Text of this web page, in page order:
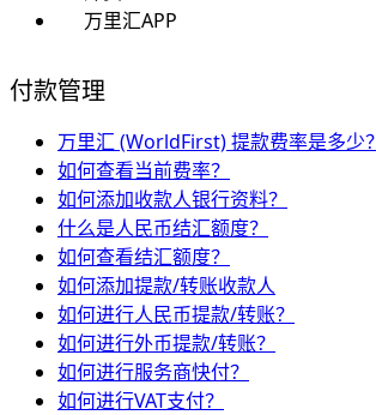
万里汇APP
付款管理
万里汇 (WorldFirst) 提款费率是多少？
如何查看当前费率？
如何添加收款人银行资料？
什么是人民币结汇额度？
如何查看结汇额度？
如何添加提款/转账收款人
如何进行人民币提款/转账？
如何进行外币提款/转账？
如何进行服务商快付？
如何进行VAT支付？